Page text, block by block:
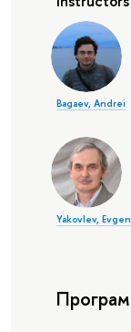
Bagaev, Andrei
Yakovlev,